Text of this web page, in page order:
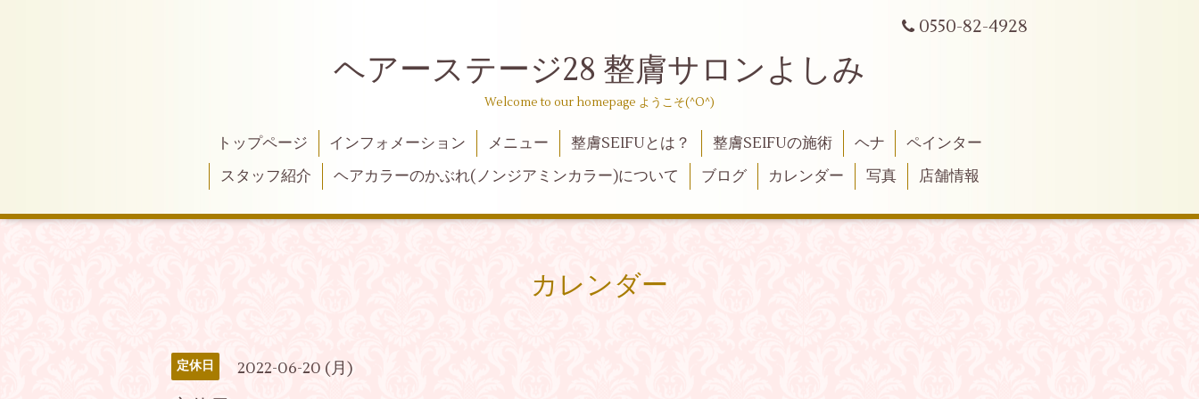
0550-82-4928
ヘアーステージ28 整膚サロンよしみ
Welcome to our homepage ようこそ(^O^)
トップページ インフォメーション メニュー 整膚SEIFUとは？ 整膚SEIFUの施術 ヘナ
ペインター
スタッフ紹介
ヘアカラーのかぶれ(ノンジアミンカラー)について ブログ カレンダー 写真 店舗情報
カレンダー
定休日 2022-06-20 (月)